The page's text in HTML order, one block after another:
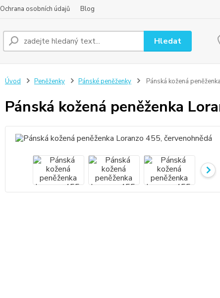
Ochrana osobních údajů Blog
Hledat
Úvod Peněženky Pánské peněženky Pánská kožená
Pánská kožená peněženka